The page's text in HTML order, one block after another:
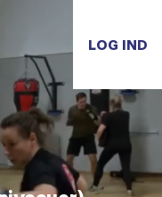
LOG IND